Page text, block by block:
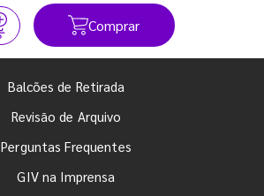
Comprar
Balcões de Retirada
Revisão de Arquivo
Perguntas Frequentes
GIV na Imprensa